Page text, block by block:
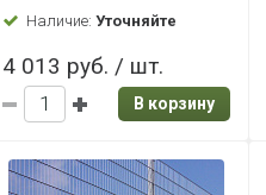
Наличие:Уточняйте
4 013 руб. / шт.
В корзину